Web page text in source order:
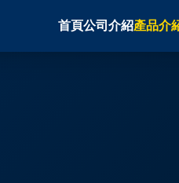
首頁公司介紹產品介